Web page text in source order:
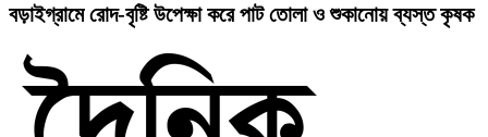
বড়াইগ্রামে রোদ-বৃষ্টি উপেক্ষা করে পাট তোলা ও শুকানোয় ব্যস্ত কৃষক